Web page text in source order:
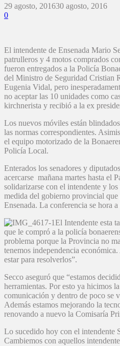
29 agosto, 201630 agosto, 2016
0
El intendente de Ensenada Mario
patrulleros y 4 motos comprados
fueron entregados a la Policía
del Ministro de Seguridad Cristian
Eugenia Vidal, pero
no aceptar las 10 unidades como
kirchnerista y recibió a la ex
Los nuevos móviles están
las normas correspondientes.
el equipo motorizado de la
Policía Local.
Enterados los senadores y
acercarse mañana martes hasta el
solidarizarse con el intendente y
medida del gobierno provincial que
Ensenada. La conferencia se hora
El Intendente esta
que le compró a la policía
problema porque la Provincia no
tenemos independencia
estar para resolverlos”.
Secco aseguró que “estamos
herramientas. Por esto ya hicimos
comunicación y dentro de poco se
Además estamos mejorando la
renovando a nuevo la Comisaría
Lo sucedido hoy con el intendente
Cambiemos con aquellos